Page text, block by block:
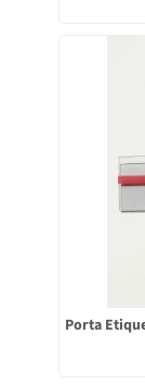
Porta